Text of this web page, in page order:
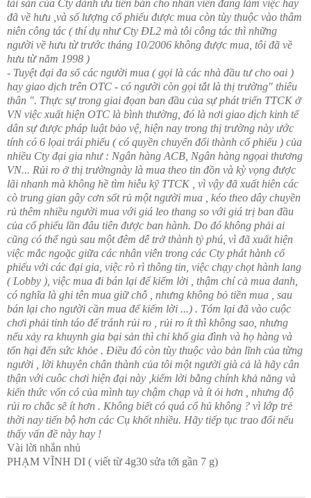
tài sản của Cty dành ưu tiên bán cho nhân viên đang làm việc hay
đã về hưu ,và số lượng cổ phiếu được mua còn tùy thuộc vào thâm
niên công tác ( thí dụ như Cty ĐL2 mà tôi công tác thì những
người về hưu từ trước tháng 10/2006 không được mua, tôi đã về
hưu từ năm 1998 )
- Tuyệt đại đa số các người mua ( gọi là các nhà đầu tư cho oai )
hay giao dịch trên OTC - có người còn gọi tắt là thị trường" thiêu
thân ". Thực sự trong giai đọan ban đầu của sự phát triển TTCK ở
VN việc xuất hiện OTC là bình thường, đó là nơi giao dịch kinh tế
dân sự được pháp luật bảo vệ, hiện nay trong thị trường này ước
tính có 6 lọai trái phiếu ( có quyền chuyển đổi thành cổ phiếu ) của
nhiều Cty đại gia như : Ngân hàng ACB, Ngân hàng ngọai thương
VN... Rủi ro ở thị trườngnày là mua theo tin đồn và kỳ vọng được
lãi nhanh mà không hề tìm hiễu kỹ TTCK , vì vậy đã xuất hiên các
cò trung gian gây cơn sốt rủ một người mua , kéo theo dây chuyền
rủ thêm nhiều người mua với giá leo thang so với giá trị ban đầu
của cổ phiếu lần đâu tiên được ban hành. Do đó không phải ai
cũng có thể ngủ sau một đêm dễ trở thành tỷ phú, vì đã xuất hiện
việc mắc ngoặc giữa các nhân viên trong các Cty phát hành cổ
phiếu với các đại gia, việc rò rì thông tin, việc chạy chọt hành lang
( Lobby ), việc mua đi bán lại để kiếm lời , thậm chí cả mua danh,
có nghĩa là ghi tên mua giữ chỗ , nhưng không bỏ tiền mua , sau
bán lại cho người cần mua để kiếm lời ...) . Tóm lại đã vào cuộc
chơi phải tỉnh táo để tránh rủi ro , rủi ro ít thì không sao, nhưng
nếu xảy ra khuynh gia bại sản thì chỉ khổ gia đình và họ hàng và
tổn hại đến sức khỏe . Điều đó còn tùy thuộc vào bản lĩnh của từng
người , lời khuyên chân thành của tôi một người già cả là hãy cân
thận với cuôc chơi hiện đại này ,kiếm lời bằng chính khả năng và
kiến thức vốn có của mình tuy chậm chạp và ít ỏi hơn , nhưng độ
rủi ro chắc sẽ ít hơn . Không biết có quá cổ hủ không ? vì lớp trẻ
thời nay tiến bộ hơn các Cụ khốt nhiều. Hãy tiếp tục trao đổi nếu
thấy vấn đề này hay !
Vài lời nhắn nhủ
PHẠM VĨNH DI ( viết từ 4g30 sửa tới gần 7 g)